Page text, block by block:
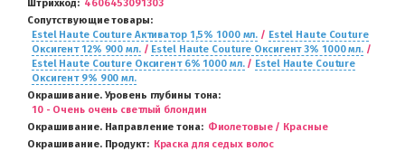
Штрихкод
4606453091303
Сопутствующие товары
Estel Haute Couture Активатор 1,5% 1000 мл. / Estel Haute Couture
Оксигент 12% 900 мл./ Estel Haute Couture Оксигент 3% 1000 мл./
Estel Haute Couture Оксигент 6% 1000 мл./ Estel Haute Couture
Оксигент 9% 900 мл.
Окрашивание. Уровень глубины тона
10 - Очень очень светлый блондин
Окрашивание. Направление тона
Фиолетовые / Красные
Окрашивание. Продукт
Краска для седых волос